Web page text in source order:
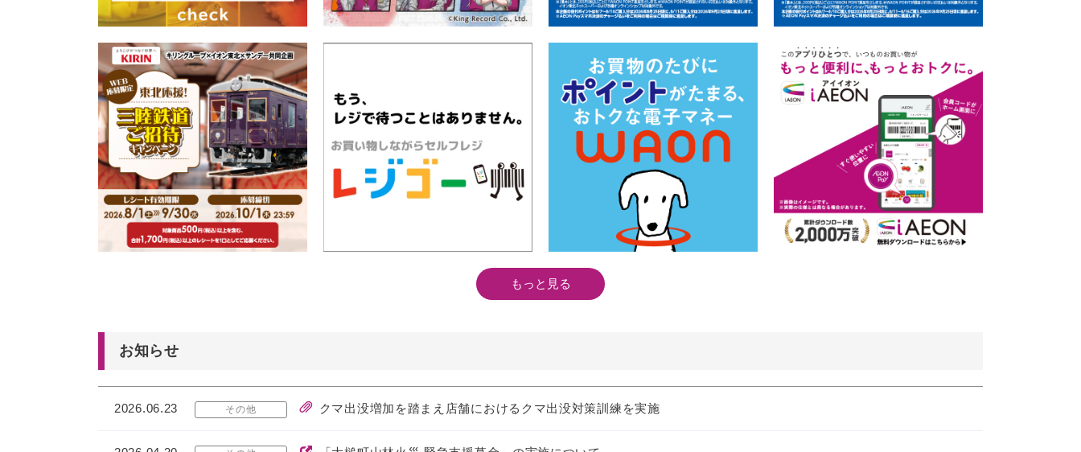
もっと見る
お知らせ
2026.06.23 その他 クマ出没増加を踏まえ店舗におけるクマ出没対策訓練を実施